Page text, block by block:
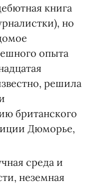
книга
но
опыта
решила
британского
Дюморье,
среда и
неземная